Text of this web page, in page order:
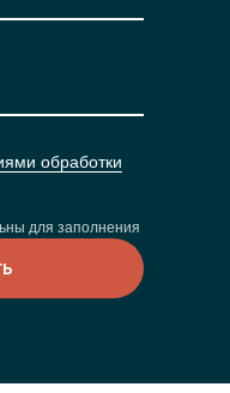
для заполнения
обработки